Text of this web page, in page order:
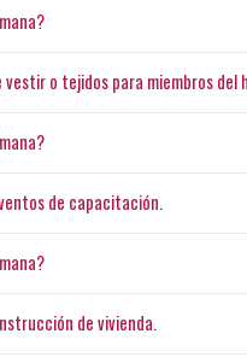
vestir o tejidos para miembros del
de capacitación.
de vivienda.